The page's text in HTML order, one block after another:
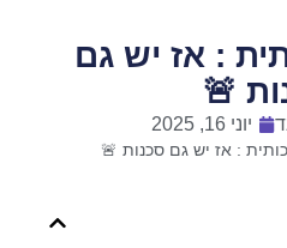
: אז יש גם
🚨
יוני 16, 2025
: אז יש גם סכנות 🚨